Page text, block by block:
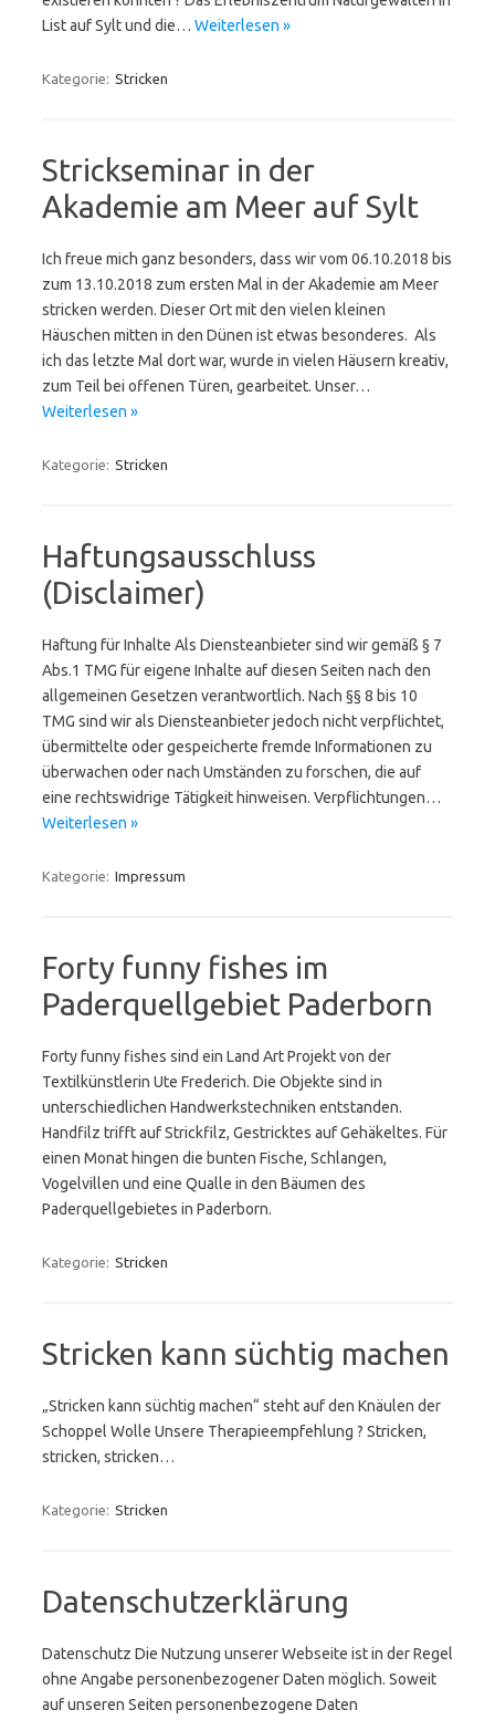
List auf Sylt und die… Weiterlesen »
Kategorie: Stricken
Strickseminar in der
Akademie am Meer auf Sylt
Ich freue mich ganz besonders, dass wir vom 06.10.2018 bis
zum 13.10.2018 zum ersten Mal in der Akademie am Meer
stricken werden. Dieser Ort mit den vielen kleinen
Häuschen mitten in den Dünen ist etwas besonderes. Als
ich das letzte Mal dort war, wurde in vielen Häusern kreativ,
zum Teil bei offenen Türen, gearbeitet. Unser…
Weiterlesen »
Kategorie: Stricken
Haftungsausschluss
(Disclaimer)
Haftung für Inhalte Als Diensteanbieter sind wir gemäß § 7
Abs.1 TMG für eigene Inhalte auf diesen Seiten nach den
allgemeinen Gesetzen verantwortlich. Nach §§ 8 bis 10
TMG sind wir als Diensteanbieter jedoch nicht verpflichtet,
übermittelte oder gespeicherte fremde Informationen zu
überwachen oder nach Umständen zu forschen, die auf
eine rechtswidrige Tätigkeit hinweisen. Verpflichtungen…
Weiterlesen »
Kategorie: Impressum
Forty funny fishes im
Paderquellgebiet Paderborn
Forty funny fishes sind ein Land Art Projekt von der
Textilkünstlerin Ute Frederich. Die Objekte sind in
unterschiedlichen Handwerkstechniken entstanden.
Handfilz trifft auf Strickfilz, Gestricktes auf Gehäkeltes. Für
einen Monat hingen die bunten Fische, Schlangen,
Vogelvillen und eine Qualle in den Bäumen des
Paderquellgebietes in Paderborn.
Kategorie: Stricken
Stricken kann süchtig machen
„Stricken kann süchtig machen“ steht auf den Knäulen der
Schoppel Wolle Unsere Therapieempfehlung ? Stricken,
stricken, stricken…
Kategorie: Stricken
Datenschutzerklärung
Datenschutz Die Nutzung unserer Webseite ist in der Regel
ohne Angabe personenbezogener Daten möglich. Soweit
auf unseren Seiten personenbezogene Daten